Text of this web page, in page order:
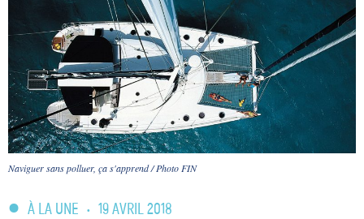
Naviguer sans polluer, ça s'apprend / Photo FIN
À LA UNE • 19 AVRIL 2018